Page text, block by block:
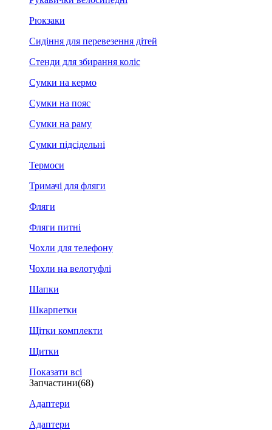
Рюкзаки
Сидіння для перевезення дітей
Стенди для збирання коліс
Сумки на кермо
Сумки на пояс
Сумки на раму
Сумки підсідельні
Термоси
Тримачі для фляги
Фляги
Фляги питні
Чохли для телефону
Чохли на велотуфлі
Шапки
Шкарпетки
Щітки комплекти
Щитки
Показати всі
Запчастини(68)
Адаптери
Адаптери